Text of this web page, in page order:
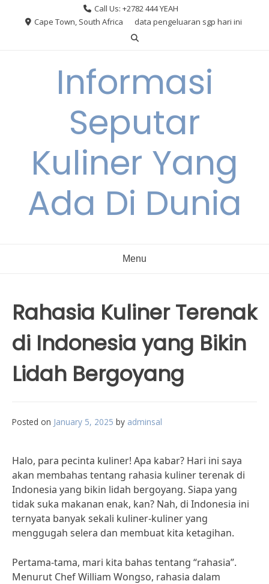
Call Us: +2782 444 YEAH
Cape Town, South Africa
data pengeluaran sgp hari ini
Informasi
Seputar
Kuliner Yang
Ada Di Dunia
Menu
Rahasia Kuliner Terenak
di Indonesia yang Bikin
Lidah Bergoyang
Posted on January 5, 2025 by adminsal
Halo, para pecinta kuliner! Apa kabar? Hari ini saya
akan membahas tentang rahasia kuliner terenak di
Indonesia yang bikin lidah bergoyang. Siapa yang
tidak suka makanan enak, kan? Nah, di Indonesia ini
ternyata banyak sekali kuliner-kuliner yang
menggugah selera dan membuat kita ketagihan.
Pertama-tama, mari kita bahas tentang “rahasia”.
Menurut Chef William Wongso, rahasia dalam